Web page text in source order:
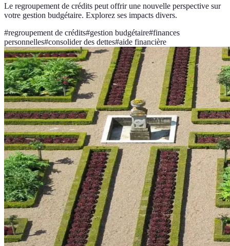
Le regroupement de crédits peut offrir une nouvelle perspective sur
votre gestion budgétaire. Explorez ses impacts divers.
#regroupement de crédits#gestion budgétaire#finances
personnelles#consolider des dettes#aide financière